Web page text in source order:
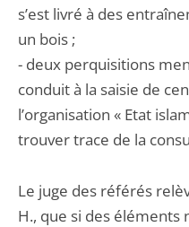
s’est livré à des
un bois ;
- deux perquisitions
conduit à la saisie de
l’organisation « Etat
trouver trace de la
Le juge des référés
H., que si des éléments